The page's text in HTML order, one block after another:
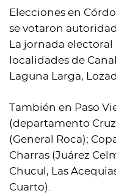
Elecciones en
se votaron
La jornada
localidades de
Laguna Larga,
También en Paso
(departamento
(General Roca);
Charras (Juárez
Chucul, Las
Cuarto).